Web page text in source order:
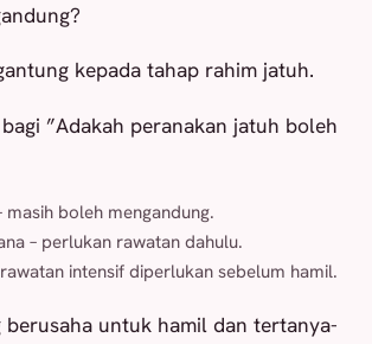
kepada tahap rahim jatuh.
”Adakah peranakan jatuh boleh
masih boleh mengandung.
– perlukan rawatan dahulu.
intensif diperlukan sebelum hamil.
berusaha untuk hamil dan tertanya-